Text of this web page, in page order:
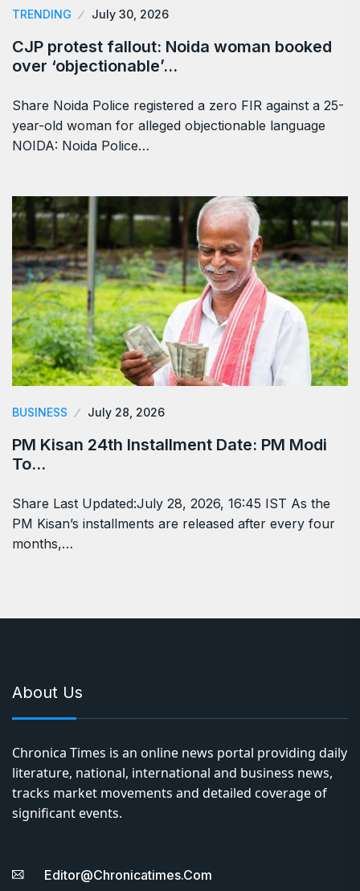
TRENDING July 30, 2026
CJP protest fallout: Noida woman booked
over ‘objectionable’…
Share Noida Police registered a zero FIR against a 25-
year-old woman for alleged objectionable language
NOIDA: Noida Police…
BUSINESS July 28, 2026
PM Kisan 24th Installment Date: PM Modi
To…
Share Last Updated:July 28, 2026, 16:45 IST As the
PM Kisan’s installments are released after every four
months,…
About Us
Chronica Times is an online news portal providing daily
literature, national, international and business news,
tracks market movements and detailed coverage of
significant events.
Editor@chronicatimes.com